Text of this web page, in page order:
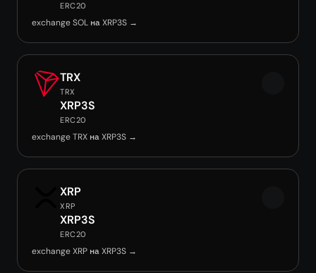
ERC20
exchange SOL на XRP3S →
TRX
TRX
XRP3S
ERC20
exchange TRX на XRP3S →
XRP
XRP
XRP3S
ERC20
exchange XRP на XRP3S →